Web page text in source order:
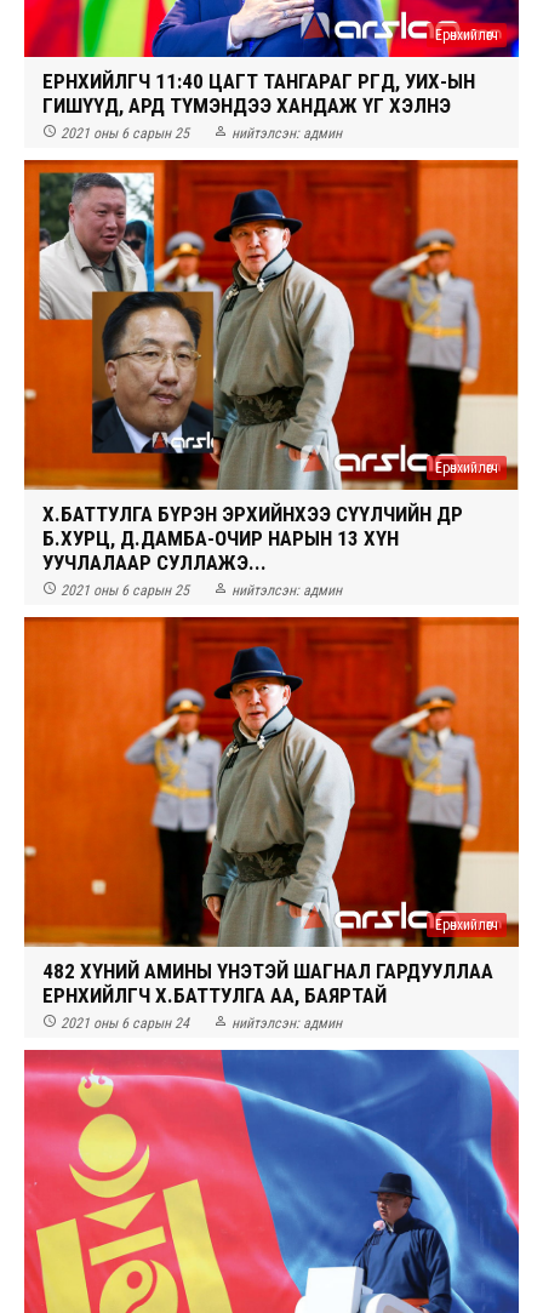
Ерөнхийлөгч
ЕРӨНХИЙЛӨГЧ 11:40 ЦАГТ ТАНГАРАГ ӨРГӨӨД, УИХ-ЫН
ГИШҮҮД, АРД ТҮМЭНДЭЭ ХАНДАЖ ҮГ ХЭЛНЭ
 2021 оны 6 сарын 25  нийтэлсэн: админ
Ерөнхийлөгч
Х.БАТТУЛГА БҮРЭН ЭРХИЙНХЭЭ СҮҮЛЧИЙН ӨДӨР
Б.ХУРЦ, Д.ДАМБА-ОЧИР НАРЫН 13 ХҮН
УУЧЛАЛААР СУЛЛАЖЭ...
 2021 оны 6 сарын 25  нийтэлсэн: админ
Ерөнхийлөгч
482 ХҮНИЙ АМИНЫ ҮНЭТЭЙ ШАГНАЛ ГАРДУУЛЛАА
ЕРӨНХИЙЛӨГЧ Х.БАТТУЛГА АА, БАЯРТАЙ
 2021 оны 6 сарын 24  нийтэлсэн: админ